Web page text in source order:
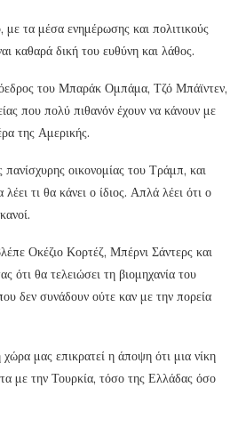
τα μέσα ενημέρωσης και πολιτικούς
καθαρά δική του ευθύνη και λάθος.
του Μπαράκ Ομπάμα, Τζό Μπάϊντεν,
που πολύ πιθανόν έχουν να κάνουν με
της Αμερικής.
οικονομίας του Τράμπ, και
τι θα κάνει ο ίδιος. Απλά λέει ότι ο
Οκέζιο Κορτέζ, Μπέρνι Σάντερς και
ότι θα τελειώσει τη βιομηχανία του
δεν συνάδουν ούτε καν με την πορεία
μας επικρατεί η άποψη ότι μια νίκη
με την Τουρκία, τόσο της Ελλάδας όσο